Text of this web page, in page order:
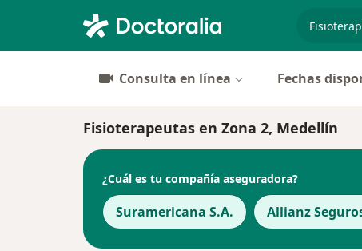
Consulta en línea Fechas
Fisioterapeutas en Zona 2, Medellín
¿Cuál es tu compañía aseguradora?
Suramericana S.A. Allianz